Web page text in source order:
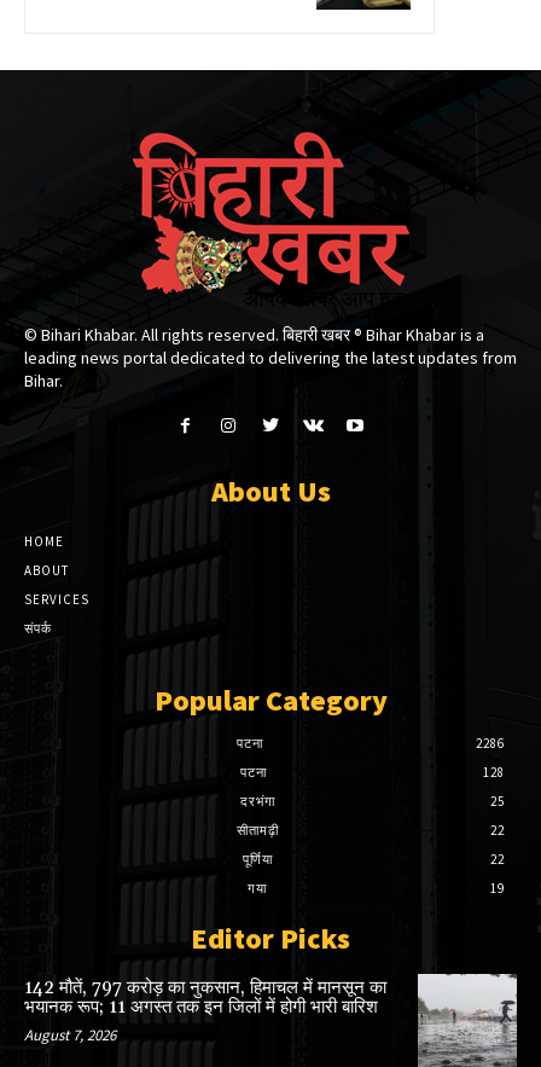
© Bihari Khabar. All rights reserved. बिहारी खबर ®​ Bihar Khabar is a
leading news portal dedicated to delivering the latest updates from
Bihar.
About Us
HOME
ABOUT
SERVICES
संपर्क
Popular Category
पटना
2286
पटना
128
दरभंगा
25
सीतामढ़ी
22
पूर्णिया
22
गया
19
Editor Picks
142 मौतें, 797 करोड़ का नुकसान, हिमाचल में मानसून का
भयानक रूप; 11 अगस्त तक इन जिलों में होगी भारी बारिश
August 7, 2026